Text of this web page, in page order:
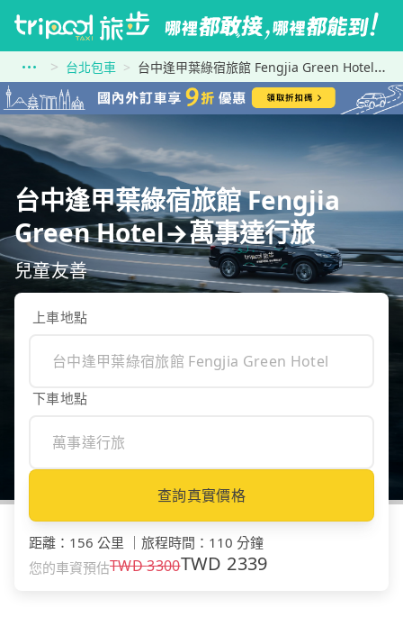
台北包車 台中逢甲葉綠宿旅館 Fengjia Green Hotel到萬事達行旅
台中逢甲葉綠宿旅館 Fengjia
Green Hotel→萬事達行旅
兒童友善
上車地點
下車地點
查詢真實價格
距離 ： 156 公里 旅程時間 ： 110 分鐘
您的車資預估TWD3300TWD 2339